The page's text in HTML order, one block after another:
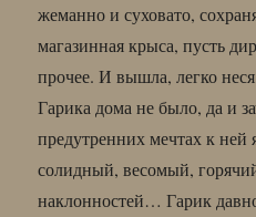
жеманно и суховато,
магазинная крыса, пусть
прочее. И вышла, легко
Гарика дома не было, да и
предутренних мечтах к ней
солидный, весомый,
наклонностей… Гарик